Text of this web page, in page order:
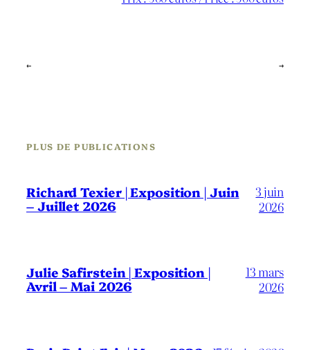
← →
PLUS DE PUBLICATIONS
Richard Texier | Exposition | Juin
– Juillet 2026
3 juin
2026
Julie Safirstein | Exposition |
Avril – Mai 2026
13 mars
2026